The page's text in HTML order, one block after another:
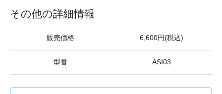
その他の詳細情報
販売価格 6,600円(税込)
型番 ASI03